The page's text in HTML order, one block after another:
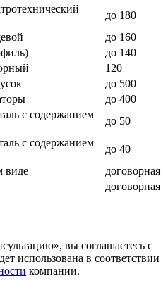
до 180
до 160
до 140
120
до 500
до 400
с содержанием
до 50
с содержанием
до 40
виде
договорная
договорная
вы соглашаетесь с
использована в соответствии
компании.